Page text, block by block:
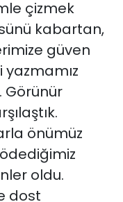
çizmek
kabartan,
güven
Görünür
önümüz
oldu.
dost